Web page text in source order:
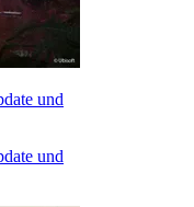
und
und